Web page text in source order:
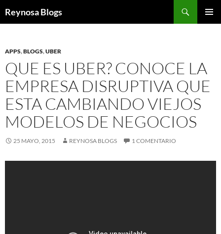
Reynosa Blogs
APPS,BLOGS,UBER
QUE ES UBER? CONOCE LA
EMPRESA DISRUPTIVA QUE
ESTA CAMBIANDO VIEJOS
MODELOS DE NEGOCIOS
25 MAYO, 2015 REYNOSA BLOGS 1 COMENTARIO